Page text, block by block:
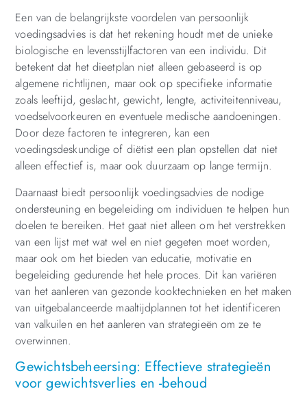
Een van de belangrijkste voordelen van persoonlijk
voedingsadvies is dat het rekening houdt met de unieke
biologische en levensstijlfactoren van een individu. Dit
betekent dat het dieetplan niet alleen gebaseerd is op
algemene richtlijnen, maar ook op specifieke informatie
zoals leeftijd, geslacht, gewicht, lengte, activiteitenniveau,
voedselvoorkeuren en eventuele medische aandoeningen.
Door deze factoren te integreren, kan een
voedingsdeskundige of diëtist een plan opstellen dat niet
alleen effectief is, maar ook duurzaam op lange termijn.
Daarnaast biedt persoonlijk voedingsadvies de nodige
ondersteuning en begeleiding om individuen te helpen hun
doelen te bereiken. Het gaat niet alleen om het verstrekken
van een lijst met wat wel en niet gegeten moet worden,
maar ook om het bieden van educatie, motivatie en
begeleiding gedurende het hele proces. Dit kan variëren
van het aanleren van gezonde kooktechnieken en het maken
van uitgebalanceerde maaltijdplannen tot het identificeren
van valkuilen en het aanleren van strategieën om ze te
overwinnen.
Gewichtsbeheersing: Effectieve strategieën
voor gewichtsverlies en -behoud